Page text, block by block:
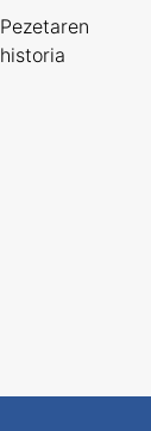
Pezetaren
historia